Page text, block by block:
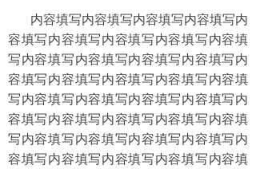
内容填写内容填写内容填写内容填写内
容填写内容填写内容填写内容填写内容填
写内容填写内容填写内容填写内容填写内
容填写内容填写内容填写内容填写内容填
写内容填写内容填写内容填写内容填写内
容填写内容填写内容填写内容填写内容填
写内容填写内容填写内容填写内容填写内
容填写内容填写内容填写内容填写内容填